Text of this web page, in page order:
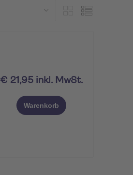
€ 21,95 inkl. MwSt.
Warenkorb